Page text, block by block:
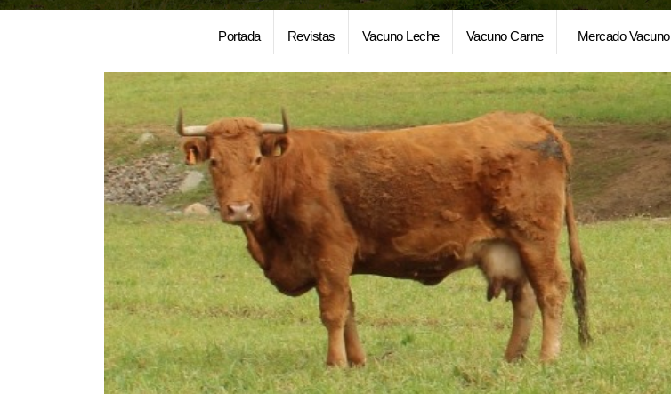
Portada Revistas Vacuno Leche Vacuno Carne Mercado Vacuno